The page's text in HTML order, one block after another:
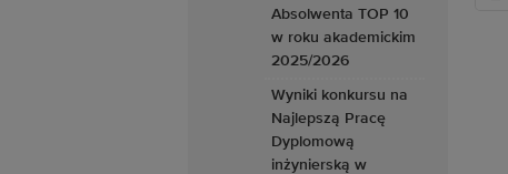
Absolwenta TOP 10
w roku akademickim
2025/2026
Wyniki konkursu na
Najlepszą Pracę
Dyplomową
inżynierską w